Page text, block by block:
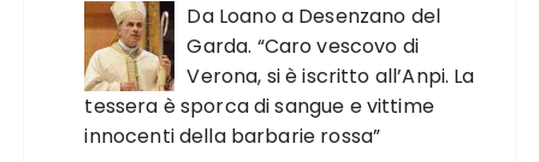
Da Loano a Desenzano del
Garda. “Caro vescovo di
Verona, si è iscritto all’Anpi. La
tessera è sporca di sangue e vittime
innocenti della barbarie rossa”